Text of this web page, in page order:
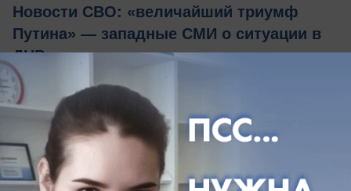
Новости СВО: «величайший триумф
Путина» — западные СМИ о ситуации в
ДНР
Краматорск в зоне риска, новое командование
«Востока» и клещи вокруг Доброполья